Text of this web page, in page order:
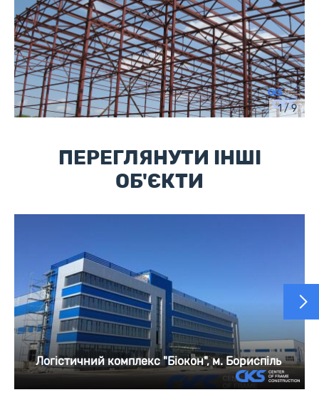
1 / 9
ПЕРЕГЛЯНУТИ ІНШІ
ОБ'ЄКТИ
Логістичний комплекс "Біокон", м. Бориспіль